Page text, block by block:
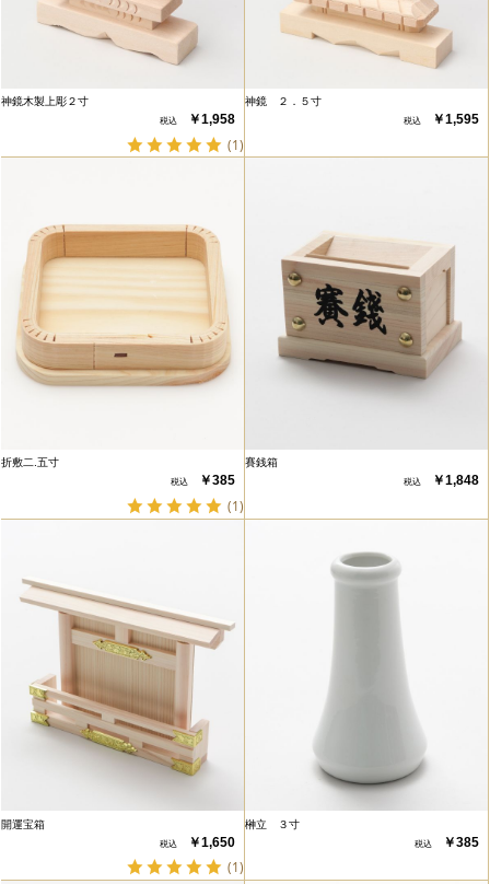
神鏡木製上彫２寸
￥1,958
(1)
神鏡 ２．５寸
￥1,595
折敷二.五寸
￥385
(1)
賽銭箱
￥1,848
開運宝箱
￥1,650
(1)
榊立 ３寸
￥385